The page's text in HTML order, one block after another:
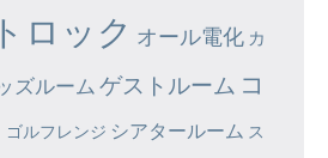
ロック オール電化 カ
ズルーム ゲストルーム コ
ゴルフレンジ シアタールーム ス